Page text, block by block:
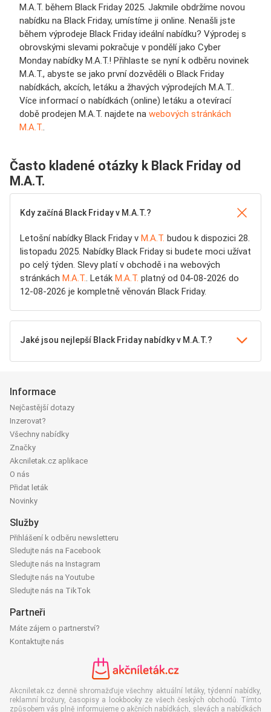
M.A.T. během Black Friday 2025. Jakmile obdržíme novou
nabídku na Black Friday, umístíme ji online. Nenašli jste
během výprodeje Black Friday ideální nabídku? Výprodej s
obrovskými slevami pokračuje v pondělí jako Cyber
Monday nabídky M.A.T.! Přihlaste se nyní k odběru novinek
M.A.T., abyste se jako první dozvěděli o Black Friday
nabídkách, akcích, letáku a žhavých výprodejích M.A.T..
Více informací o nabídkách (online) letáku a otevírací
době prodejen M.A.T. najdete na webových stránkách
M.A.T..
Často kladené otázky k Black Friday od
M.A.T.
Kdy začíná Black Friday v M.A.T.?
Letošní nabídky Black Friday v M.A.T. budou k dispozici 28.
listopadu 2025. Nabídky Black Friday si budete moci užívat
po celý týden. Slevy platí v obchodě i na webových
stránkách M.A.T.. Leták M.A.T. platný od 04-08-2026 do
12-08-2026 je kompletně věnován Black Friday.
Jaké jsou nejlepší Black Friday nabídky v M.A.T.?
Informace
Nejčastější dotazy
Inzerovat?
Všechny nabídky
Značky
Akcniletak.cz aplikace
O nás
Přidat leták
Novinky
Služby
Přihlášení k odběru newsletteru
Sledujte nás na Facebook
Sledujte nás na Instagram
Sledujte nás na Youtube
Sledujte nás na TikTok
Partneři
Máte zájem o partnerství?
Kontaktujte nás
Akcniletak.cz denně shromažďuje všechny aktuální letáky, týdenní nabídky,
reklamní brožury, časopisy a lookbooky ze všech českých obchodů. Tímto
způsobem vás plně informujeme o akčních nabídkách, slevách a nabídkách